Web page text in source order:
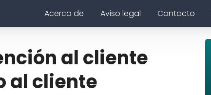
Acerca de Aviso legal Contacto
al cliente
al cliente